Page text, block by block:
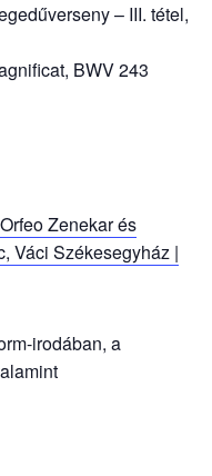
– III. tétel,
BWV 243
Zenekar és
Váci Székesegyház |
irodában, a